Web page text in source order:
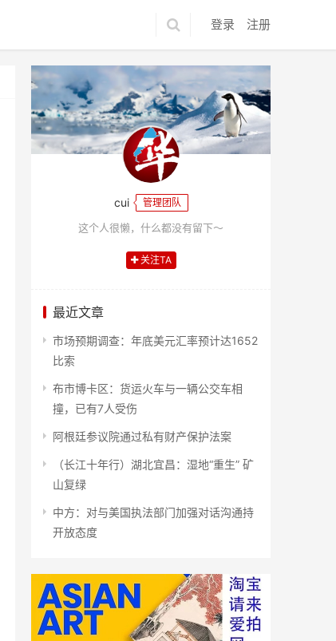
登录 注册
cui 管理团队
这个人很懒，什么都没有留下～
关注TA
最近文章
市场预期调查：年底美元汇率预计达1652
比索
布市博卡区：货运火车与一辆公交车相
撞，已有7人受伤
阿根廷参议院通过私有财产保护法案
（长江十年行）湖北宜昌：湿地“重生” 矿
山复绿
中方：对与美国执法部门加强对话沟通持
开放态度